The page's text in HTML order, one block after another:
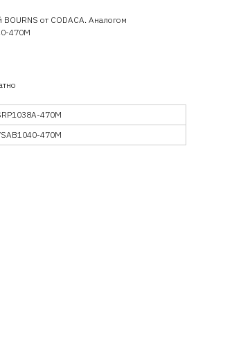
от CODACA. Аналогом
470M
470M
470M